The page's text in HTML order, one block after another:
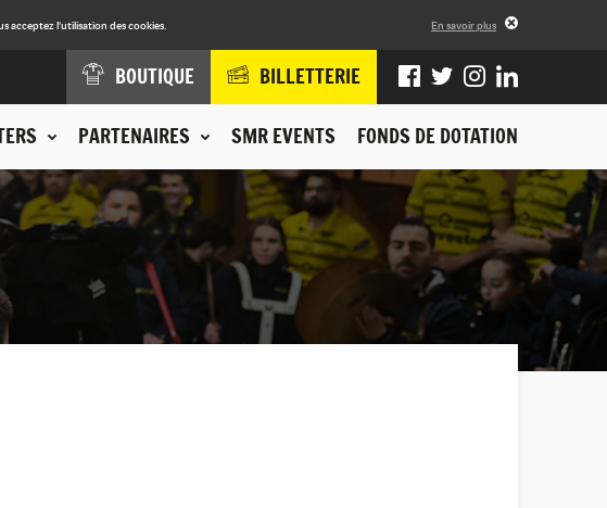
acceptez l'utilisation des cookies. En savoir plus
PARTENAIRES SMR EVENTS FONDS DE DOTATION
BOUTIQUE BILLETTERIE